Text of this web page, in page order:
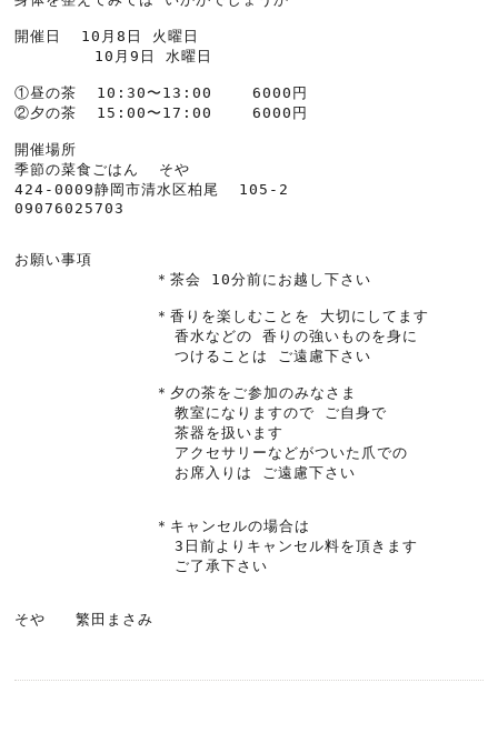
開催日  10月8日 火曜日
①昼の茶  10:30〜13:00    6000円
②夕の茶  15:00〜17:00    6000円
開催場所
季節の菜食ごはん  そや
424-0009静岡市清水区柏尾  105-2
09076025703
お願い事項
                香水などの 香りの強いものを身に
                つけることは ご遠慮下さい
                教室になりますので ご自身で
                茶器を扱います
                3日前よりキャンセル料を頂きます
そや   繁田まさみ